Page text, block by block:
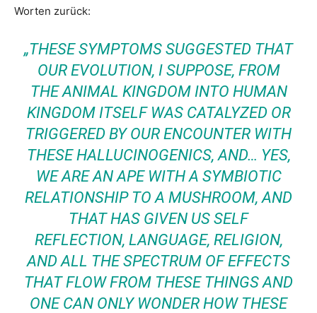
Worten zurück:
„THESE SYMPTOMS SUGGESTED THAT
OUR EVOLUTION, I SUPPOSE, FROM
THE ANIMAL KINGDOM INTO HUMAN
KINGDOM ITSELF WAS CATALYZED OR
TRIGGERED BY OUR ENCOUNTER WITH
THESE HALLUCINOGENICS, AND… YES,
WE ARE AN APE WITH A SYMBIOTIC
RELATIONSHIP TO A MUSHROOM, AND
THAT HAS GIVEN US SELF
REFLECTION, LANGUAGE, RELIGION,
AND ALL THE SPECTRUM OF EFFECTS
THAT FLOW FROM THESE THINGS AND
ONE CAN ONLY WONDER HOW THESE